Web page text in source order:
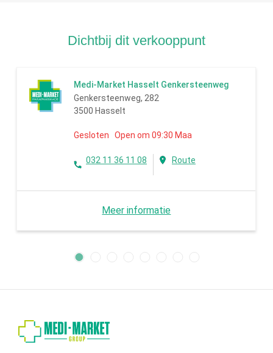
Dichtbij dit verkooppunt
Medi-Market Hasselt Genkersteenweg
Genkersteenweg, 282
3500 Hasselt
Gesloten Open om 09:30 Maa
032 11 36 11 08 Route
Meer informatie